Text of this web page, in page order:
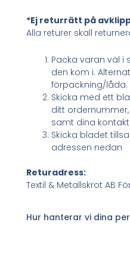
*Ej returrätt på
Alla returer skall
Packa varan väl
den kom i.
förpackning/låda.
Skicka med ett
ditt
samt dina
Skicka bladet
adressen nedan
Returadress:
Textil & Metallskrot AB
Hur hanterar vi dina